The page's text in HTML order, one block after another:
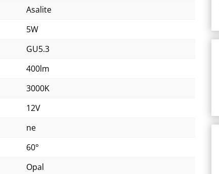
Asalite
5W
GU5.3
400lm
3000K
12V
ne
60°
Opal